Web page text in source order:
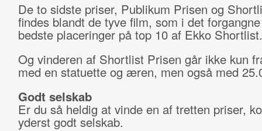
De to sidste priser, Publikum Prisen og
findes blandt de tyve film, som i det
bedste placeringer på top 10 af Ekko Shortlist.
Og vinderen af Shortlist Prisen går ikke kun
med en statuette og æren, men også med
Godt selskab
Er du så heldig at vinde en af tretten priser,
yderst godt selskab.